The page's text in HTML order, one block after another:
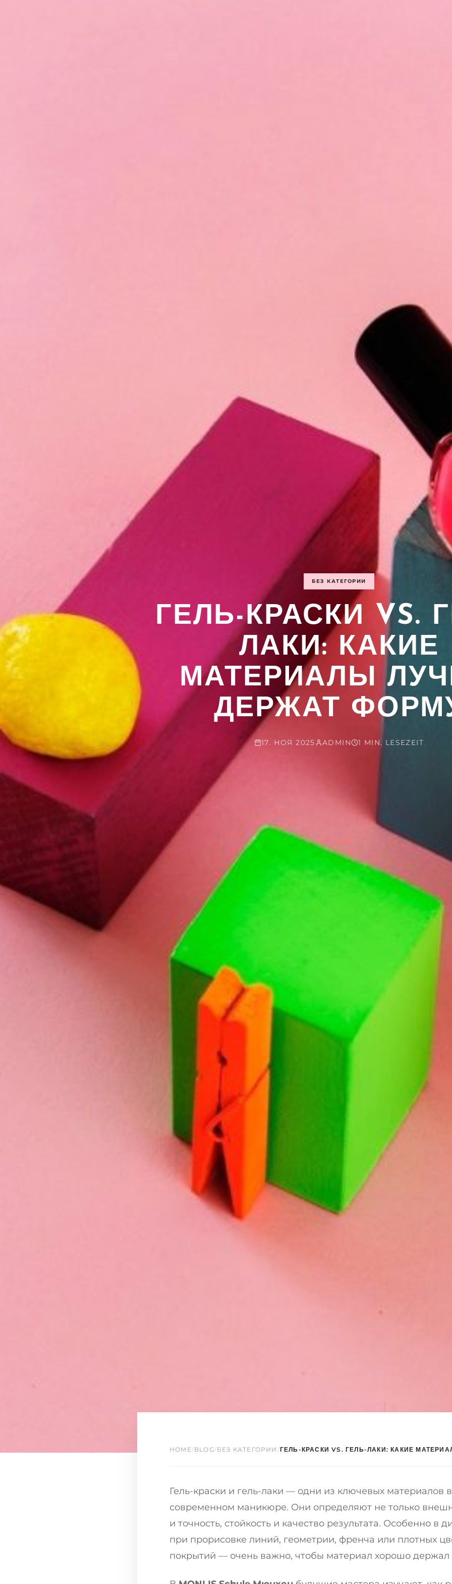
БЕЗ КАТЕГОРИИ
ГЕЛЬ-КРАСКИ VS.
ЛАКИ: КАКИЕ
МАТЕРИАЛЫ
ДЕРЖАТ
17. НОЯ 2025 ADMIN 1 MIN. LESEZEIT
HOME/BLOG/БЕЗ КАТЕГОРИИ /ГЕЛЬ-КРАСКИ VS. ГЕЛЬ-ЛАКИ: КАКИЕ
Гель-краски и гель-лаки — одни из ключевых материалов в
современном маникюре. Они определяют не только
и точность, стойкость и качество результата. Особенно в
при прорисовке линий, геометрии, френча или плотных
покрытий — очень важно, чтобы материал хорошо